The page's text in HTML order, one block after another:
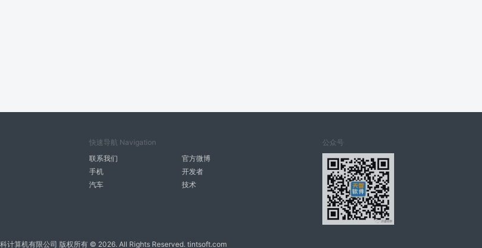
快速导航 Navigation
联系我们
官方微博
手机
开发者
汽车
技术
公众号
计算机有限公司 版权所有 © 2026. All Rights Reserved. tintsoft.com